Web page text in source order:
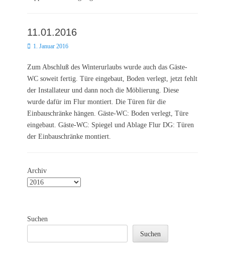
11.01.2016
Posted
1. Januar 2016
Zum Abschluß des Winterurlaubs wurde auch das Gäste-
WC soweit fertig. Türe eingebaut, Boden verlegt, jetzt fehlt
der Installateur und dann noch die Möblierung. Diese
wurde dafür im Flur montiert. Die Türen für die
Einbauschränke hängen. Gäste-WC: Boden verlegt, Türe
eingebaut. Gäste-WC: Spiegel und Ablage Flur DG: Türen
der Einbauschränke montiert.
Archiv
Suchen
Suchen